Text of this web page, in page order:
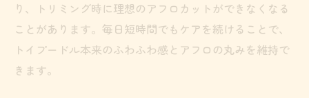
り、トリミング時に理想のアフロカットができなくなる
ことがあります。毎日短時間でもケアを続けることで、
トイプードル本来のふわふわ感とアフロの丸みを維持で
きます。